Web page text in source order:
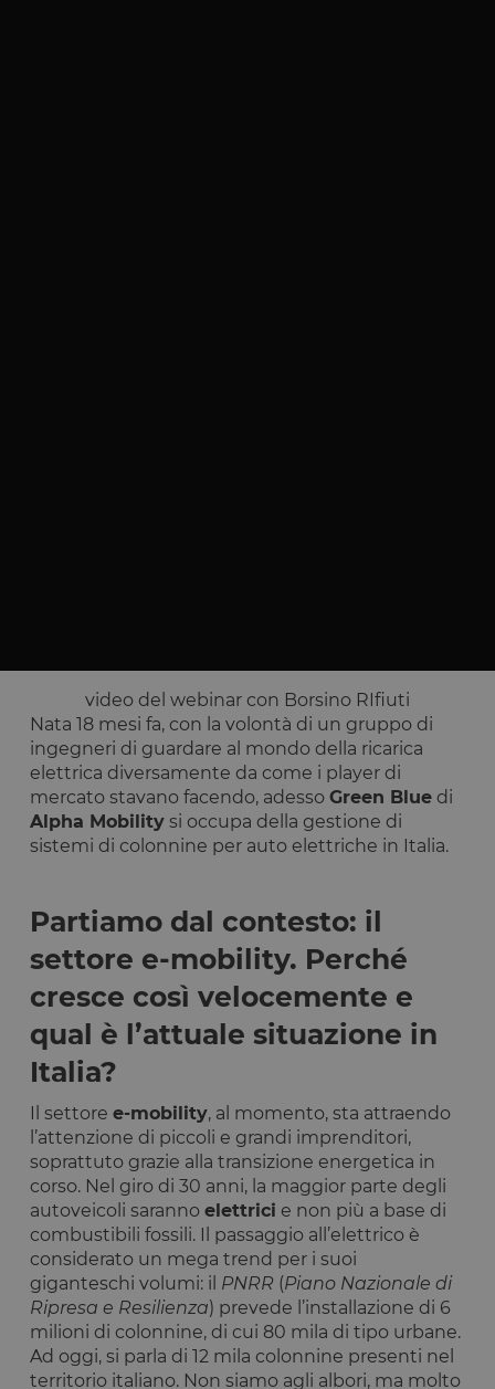
video del webinar con Borsino RIfiuti
Nata 18 mesi fa, con la volontà di un gruppo di
ingegneri di guardare al mondo della ricarica
elettrica diversamente da come i player di
mercato stavano facendo, adesso Green Blue di
Alpha Mobility si occupa della gestione di
sistemi di colonnine per auto elettriche in Italia.
Partiamo dal contesto: il
settore e-mobility. Perché
cresce così velocemente e
qual è l’attuale situazione in
Italia?
Il settore e-mobility, al momento, sta attraendo
l’attenzione di piccoli e grandi imprenditori,
soprattuto grazie alla transizione energetica in
corso. Nel giro di 30 anni, la maggior parte degli
autoveicoli saranno elettrici e non più a base di
combustibili fossili. Il passaggio all’elettrico è
considerato un mega trend per i suoi
giganteschi volumi: il PNRR (Piano Nazionale di
Ripresa e Resilienza) prevede l’installazione di 6
milioni di colonnine, di cui 80 mila di tipo urbane.
Ad oggi, si parla di 12 mila colonnine presenti nel
territorio italiano. Non siamo agli albori, ma molto